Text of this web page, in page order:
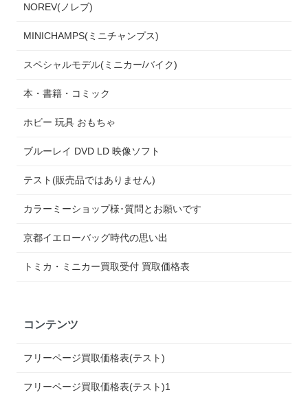
NOREV(ノレブ)
MINICHAMPS(ミニチャンプス)
スペシャルモデル(ミニカー/バイク)
本・書籍・コミック
ホビー 玩具 おもちゃ
ブルーレイ DVD LD 映像ソフト
テスト(販売品ではありません)
カラーミーショップ様･質問とお願いです
京都イエローバッグ時代の思い出
トミカ・ミニカー買取受付 買取価格表
コンテンツ
フリーページ買取価格表(テスト)
フリーページ買取価格表(テスト)1